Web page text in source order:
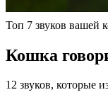
Топ 7 звуков вашей
Кошка
12 звуков, которые